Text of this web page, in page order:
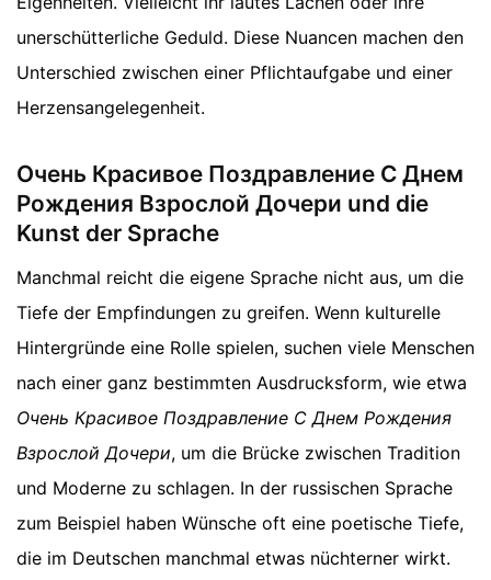
unerschütterliche Geduld. Diese Nuancen machen den
Unterschied zwischen einer Pflichtaufgabe und einer
Herzensangelegenheit.
Очень Красивое Поздравление С Днем
Рождения Взрослой Дочери und die
Kunst der Sprache
Manchmal reicht die eigene Sprache nicht aus, um die
Tiefe der Empfindungen zu greifen. Wenn kulturelle
Hintergründe eine Rolle spielen, suchen viele Menschen
nach einer ganz bestimmten Ausdrucksform, wie etwa
Очень Красивое Поздравление С Днем Рождения
Взрослой Дочери, um die Brücke zwischen Tradition
und Moderne zu schlagen. In der russischen Sprache
zum Beispiel haben Wünsche oft eine poetische Tiefe,
die im Deutschen manchmal etwas nüchterner wirkt.